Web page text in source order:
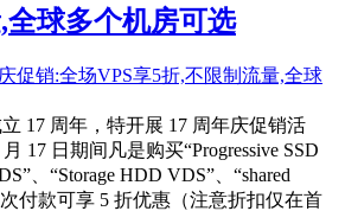
球多个机房可选
17 周年，特开展 17 周年庆促销活
17 日期间凡是购买“Progressive SSD
、“Storage HDD VDS”、“shared
付款可享 5 折优惠（注意折扣仅在首